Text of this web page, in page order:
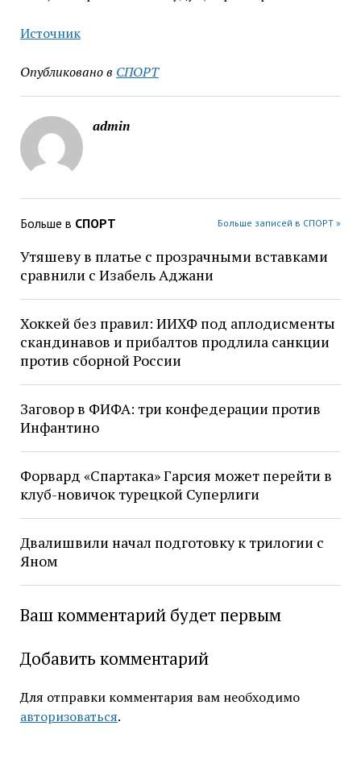
Источник
Опубликовано в СПОРТ
admin
Больше в СПОРТ Больше записей в СПОРТ »
Утяшеву в платье с прозрачными вставками
сравнили с Изабель Аджани
Хоккей без правил: ИИХФ под аплодисменты
скандинавов и прибалтов продлила санкции
против сборной России
Заговор в ФИФА: три конфедерации против
Инфантино
Форвард «Спартака» Гарсия может перейти в
клуб-новичок турецкой Суперлиги
Двалишвили начал подготовку к трилогии с
Яном
Ваш комментарий будет первым
Добавить комментарий
Для отправки комментария вам необходимо
авторизоваться.